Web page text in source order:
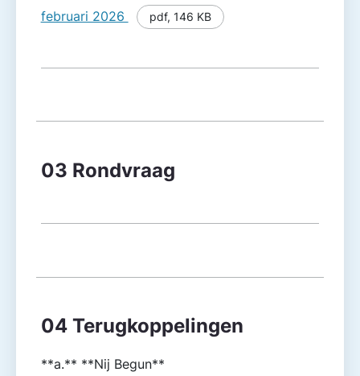
februari 2026
pdf, 146 KB
03 Rondvraag
04 Terugkoppelingen
**a.** **Nij Begun**